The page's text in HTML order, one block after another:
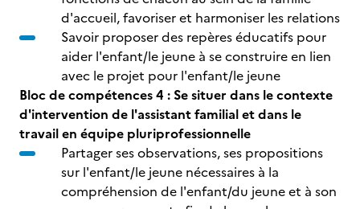
d'accueil, favoriser et harmoniser les relations
Savoir proposer des repères éducatifs pour
aider l'enfant/le jeune à se construire en lien
avec le projet pour l'enfant/le jeune
Bloc de compétences 4 : Se situer dans le contexte
d'intervention de l'assistant familial et dans le
travail en équipe pluriprofessionnelle
Partager ses observations, ses propositions
sur l'enfant/le jeune nécessaires à la
compréhension de l'enfant/du jeune et à son